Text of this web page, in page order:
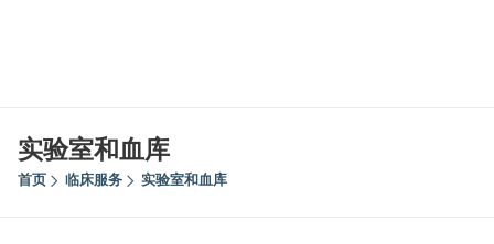
实验室和血库
首页 临床服务 实验室和血库